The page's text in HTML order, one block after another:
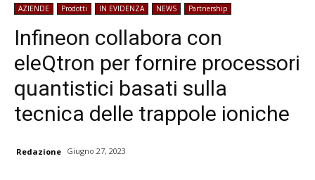
AZIENDE Prodotti IN EVIDENZA NEWS Partnership
Infineon collabora con
eleQtron per fornire processori
quantistici basati sulla
tecnica delle trappole ioniche
Redazione Giugno 27, 2023